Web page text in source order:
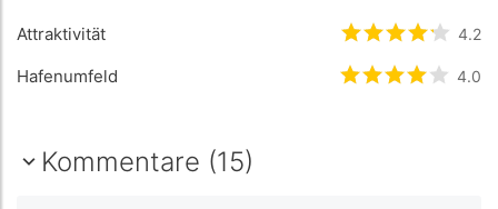
Attraktivität bewertet4.2/
4.2
Hafenumfeld bewertet4 /5
4.0
Kommentare (15)